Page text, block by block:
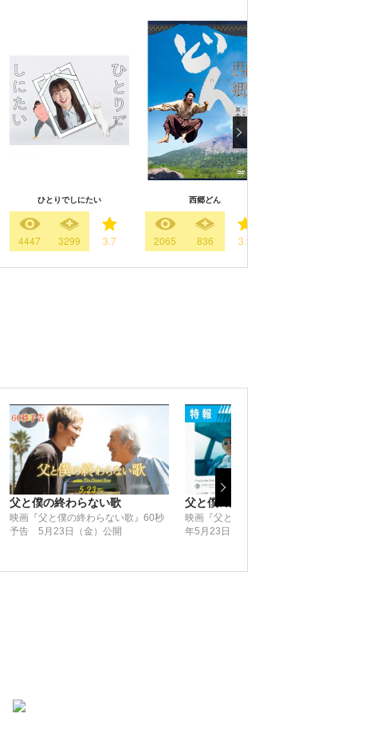
ひとりでしにたい
4447 3299 3.7
西郷どん
2065 836 3.9
父と僕の終わらない歌
映画『父と僕の終わらない歌』60秒
予告 5月23日（金）公開
父と僕の終わらない歌
映画『父と僕の終わらない歌』2025
年5月23日（金）公開決定！